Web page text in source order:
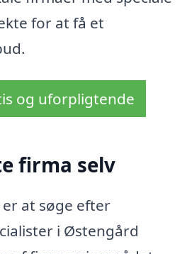
for at få et
og uforpligtende
firma selv
at søge efter
i Østengård